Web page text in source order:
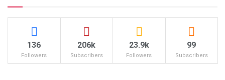
136
Followers
206k
Subscribers
23.9k
Followers
99
Subscribers